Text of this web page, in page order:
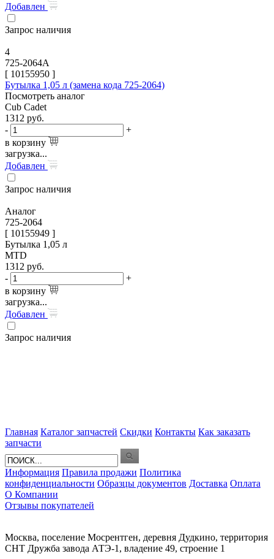
Добавлен
Запрос наличия
4
725-2064A
[ 10155950 ]
Бутылка 1,05 л (замена кода 725-2064)
Посмотреть аналог
Cub Cadet
1312 руб.
-
+
в корзину
загрузка...
Добавлен
Запрос наличия
Аналог
725-2064
[ 10155949 ]
Бутылка 1,05 л
MTD
1312 руб.
-
+
в корзину
загрузка...
Добавлен
Запрос наличия
Главная Каталог запчастей Скидки Контакты Как заказать
запчасти
Информация Правила продажи Политика
конфиденциальности Образцы документов Доставка Оплата
О Компании
Отзывы покупателей
Москва, поселение Мосрентген, деревня Дудкино, территория
СНТ Дружба завода АТЭ-1, владение 49, строение 1